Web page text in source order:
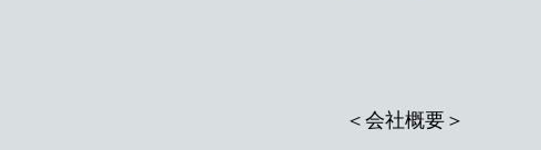
＜会社概要＞